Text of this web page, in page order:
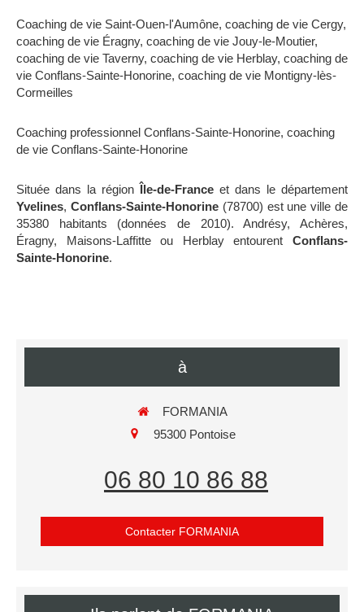
Coaching de vie Saint-Ouen-l'Aumône, coaching de vie Cergy,
coaching de vie Éragny, coaching de vie Jouy-le-Moutier,
coaching de vie Taverny, coaching de vie Herblay, coaching de
vie Conflans-Sainte-Honorine, coaching de vie Montigny-lès-
Cormeilles
Coaching professionnel Conflans-Sainte-Honorine, coaching
de vie Conflans-Sainte-Honorine
Située dans la région Île-de-France et dans le département
Yvelines, Conflans-Sainte-Honorine(78700) est une ville de
35380 habitants (données de 2010). Andrésy, Achères,
Éragny, Maisons-Laffitte ou Herblay entourent Conflans-
Sainte-Honorine.
à
FORMANIA
95300 Pontoise
06 80 10 86 88
Contacter FORMANIA